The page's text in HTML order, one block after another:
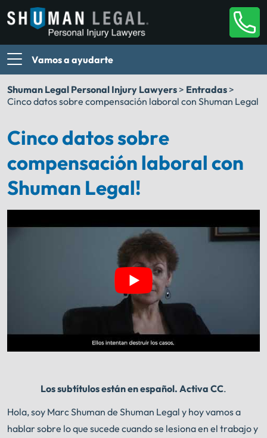
Vamos a ayudarte
Shuman Legal Personal Injury Lawyers > Entradas >
Cinco datos sobre compensación laboral con Shuman Legal
Cinco datos sobre
compensación laboral con
Shuman Legal!
Los subtítulos están en español. Activa CC.
Hola, soy Marc Shuman de Shuman Legal y hoy vamos a
hablar sobre lo que sucede cuando se lesiona en el trabajo y